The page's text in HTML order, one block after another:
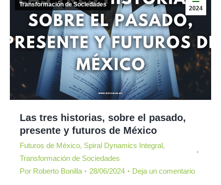
2024
Transformación de Sociedades
Las tres historias, sobre el pasado,
presente y futuros de México
Futuros de México, Spiral Dynamics Integral,
Transformación de Sociedades
Por Roberto Bonilla 28/06/2024 Deja un comentario